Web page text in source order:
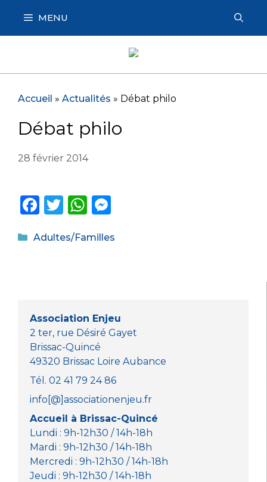
contenu
MENU
Accueil » Actualités » Débat philo
Débat philo
28 février 2014
F
c
o
k
T
it
W
a
p
ss
er
Catégories
Adultes/Familles
Association Enjeu
2 ter, rue Désiré Gayet
Brissac-Quincé
49320 Brissac Loire Aubance
Tél. 02 41 79 24 86
info[@]associationenjeu.fr
Accueil à Brissac-Quincé
Lundi : 9h-12h30 / 14h-18h
Mardi : 9h-12h30 / 14h-18h
Mercredi : 9h-12h30 / 14h-18h
Jeudi : 9h-12h30 / 14h-18h